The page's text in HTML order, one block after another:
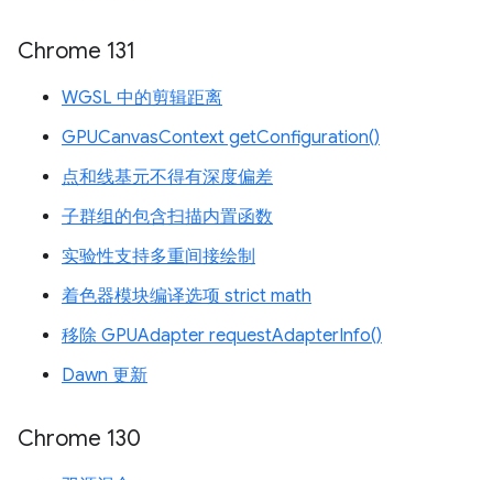
Chrome 131
WGSL 中的剪辑距离
GPUCanvasContext getConfiguration()
点和线基元不得有深度偏差
子群组的包含扫描内置函数
实验性支持多重间接绘制
着色器模块编译选项 strict math
移除 GPUAdapter requestAdapterInfo()
Dawn 更新
Chrome 130